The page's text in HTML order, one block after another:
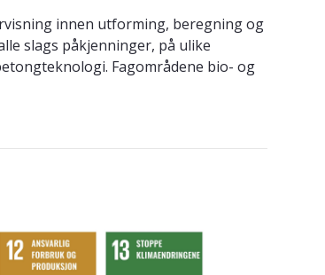
innen utforming, beregning og
slags påkjenninger, på ulike
Fagområdene bio- og